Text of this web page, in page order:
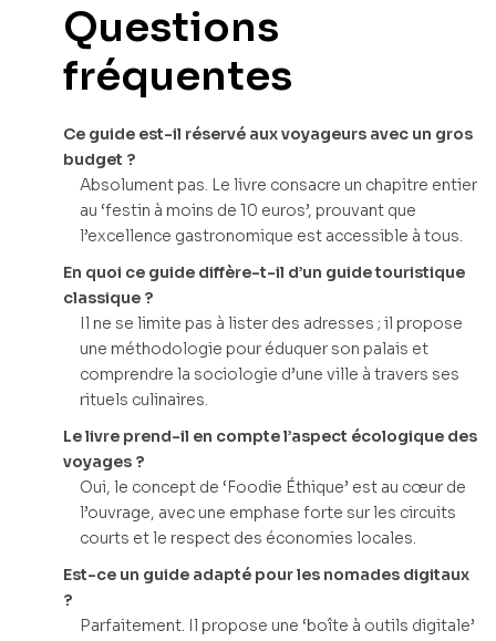
Questions
fréquentes
Ce guide est-il réservé aux voyageurs avec un gros
budget ?
Absolument pas. Le livre consacre un chapitre entier
au ‘festin à moins de 10 euros’, prouvant que
l’excellence gastronomique est accessible à tous.
En quoi ce guide diffère-t-il d’un guide touristique
classique ?
Il ne se limite pas à lister des adresses ; il propose
une méthodologie pour éduquer son palais et
comprendre la sociologie d’une ville à travers ses
rituels culinaires.
Le livre prend-il en compte l’aspect écologique des
voyages ?
Oui, le concept de ‘Foodie Éthique’ est au cœur de
l’ouvrage, avec une emphase forte sur les circuits
courts et le respect des économies locales.
Est-ce un guide adapté pour les nomades digitaux
?
Parfaitement. Il propose une ‘boîte à outils digitale’